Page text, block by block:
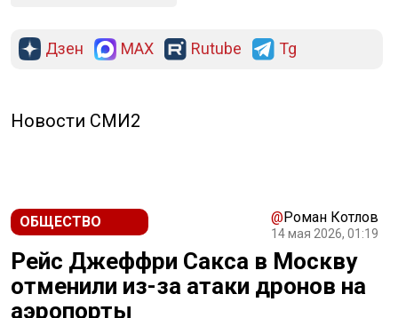
Дзен MAX Rutube Tg
Новости СМИ2
ОБЩЕСТВО @Роман Котлов
14 мая 2026, 01:19
Рейс Джеффри Сакса в Москву
отменили из-за атаки дронов на
аэропорты